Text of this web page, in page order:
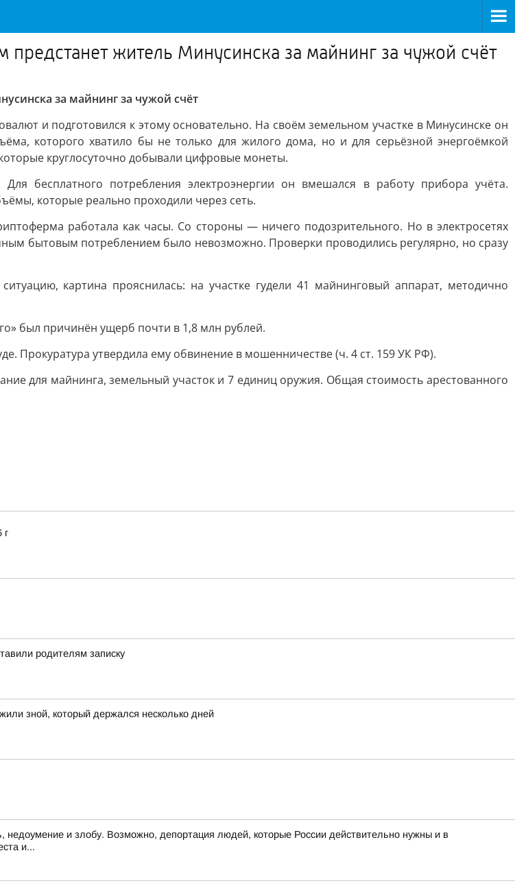
житель Минусинска за майнинг за чужой счёт
за майнинг за чужой счёт
и подготовился к этому основательно. На своём земельном участке в Минусинске он
которого хватило бы не только для жилого дома, но и для серьёзной энергоёмкой
круглосуточно добывали цифровые монеты.
Для бесплатного потребления электроэнергии он вмешался в работу прибора учёта.
которые реально проходили через сеть.
работала как часы. Со стороны — ничего подозрительного. Но в электросетях
бытовым потреблением было невозможно. Проверки проводились регулярно, но сразу
картина прояснилась: на участке гудели 41 майнинговый аппарат, методично
был причинён ущерб почти в 1,8 млн рублей.
Прокуратура утвердила ему обвинение в мошенничестве (ч. 4 ст. 159 УК РФ).
для майнинга, земельный участок и 7 единиц оружия. Общая стоимость арестованного
г
родителям записку
зной, который держался несколько дней
и злобу. Возможно, депортация людей, которые России действительно нужны и в
и...